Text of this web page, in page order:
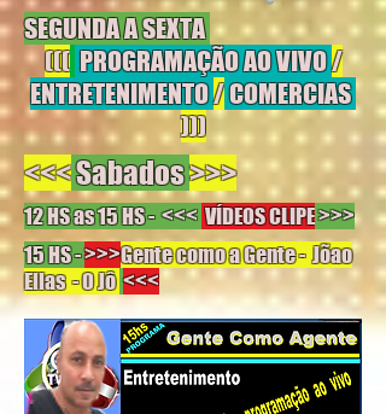
SEGUNDA A SEXTA
((( PROGRAMAÇÃO AO VIVO/
ENTRETENIMENTO/COMERCIAS
)))
<<<Sabados>>>
12 HS as 15 HS - <<< VÍDEOS CLIPE>>>
15 HS ->>>Gente como a Gente - Jõao
Elias - O Jô <<<